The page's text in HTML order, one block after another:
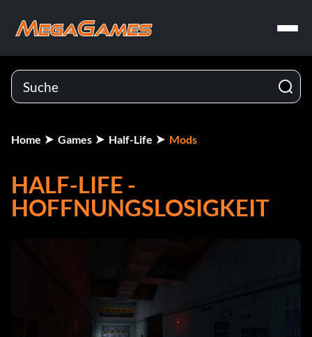
Home Games Half-Life Mods
HALF-LIFE -
HOFFNUNGSLOSIGKEIT